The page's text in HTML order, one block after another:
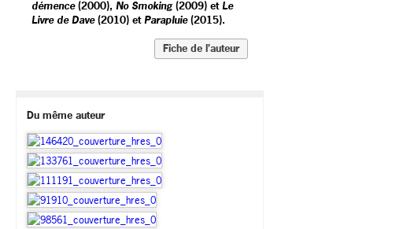
démence(2000), No Smoking(2009) etLe
Livre de Dave(2010) etParapluie(2015).
Fiche de l’auteur
Du même auteur